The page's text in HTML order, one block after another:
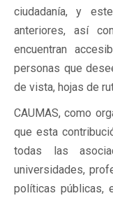
ciudadanía, y
anteriores, así
encuentran
personas que
de vista, hojas de
CAUMAS, como
que esta
todas las
universidades,
políticas públicas,